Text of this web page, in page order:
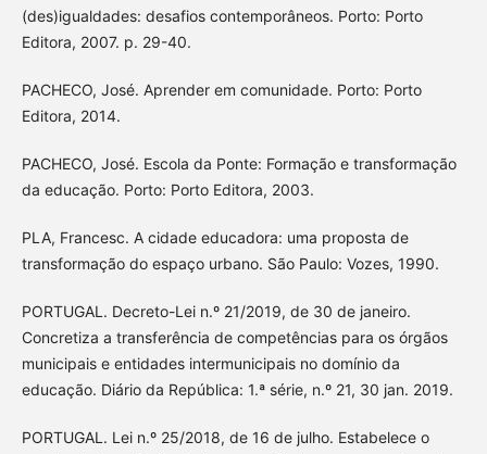
(des)igualdades: desafios contemporâneos. Porto: Porto
Editora, 2007. p. 29-40.
PACHECO, José. Aprender em comunidade. Porto: Porto
Editora, 2014.
PACHECO, José. Escola da Ponte: Formação e transformação
da educação. Porto: Porto Editora, 2003.
PLA, Francesc. A cidade educadora: uma proposta de
transformação do espaço urbano. São Paulo: Vozes, 1990.
PORTUGAL. Decreto-Lei n.º 21/2019, de 30 de janeiro.
Concretiza a transferência de competências para os órgãos
municipais e entidades intermunicipais no domínio da
educação. Diário da República: 1.ª série, n.º 21, 30 jan. 2019.
PORTUGAL. Lei n.º 25/2018, de 16 de julho. Estabelece o